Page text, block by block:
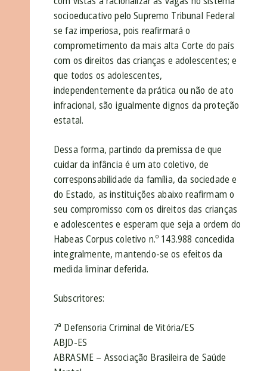
socioeducativo pelo Supremo Tribunal Federal
se faz imperiosa, pois reafirmará o
comprometimento da mais alta Corte do país
com os direitos das crianças e adolescentes; e
que todos os adolescentes,
independentemente da prática ou não de ato
infracional, são igualmente dignos da proteção
estatal.
Dessa forma, partindo da premissa de que
cuidar da infância é um ato coletivo, de
corresponsabilidade da família, da sociedade e
do Estado, as instituições abaixo reafirmam o
seu compromisso com os direitos das crianças
e adolescentes e esperam que seja a ordem do
Habeas Corpus coletivo n.º 143.988 concedida
integralmente, mantendo-se os efeitos da
medida liminar deferida.
Subscritores:
7ª Defensoria Criminal de Vitória/ES
ABJD-ES
ABRASME – Associação Brasileira de Saúde